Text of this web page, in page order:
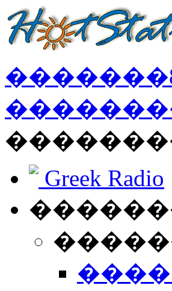
�������
Greek Radio